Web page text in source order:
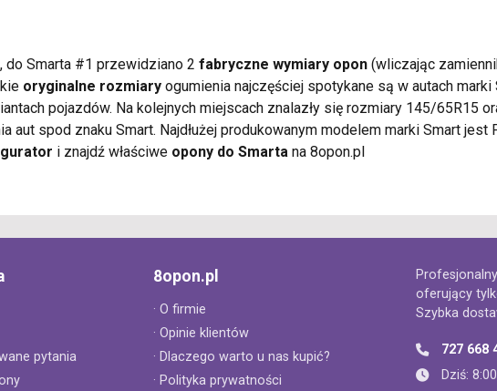
Smarta #1 przewidziano 2 fabryczne wymiary opon (wliczając
oryginalne rozmiary ogumienia najczęściej spotykane są w autach
pojazdów. Na kolejnych miejscach znalazły się rozmiary 145/65R15
spod znaku Smart. Najdłużej produkowanym modelem marki Smart jest
i znajdź właściwe opony do Smarta na 8opon.pl
pytania
8opon.pl
· O firmie
· Opinie klientów
· Dlaczego warto u nas kupić?
· Polityka prywatności
oferujący
Szybka
727 668
Dziś: